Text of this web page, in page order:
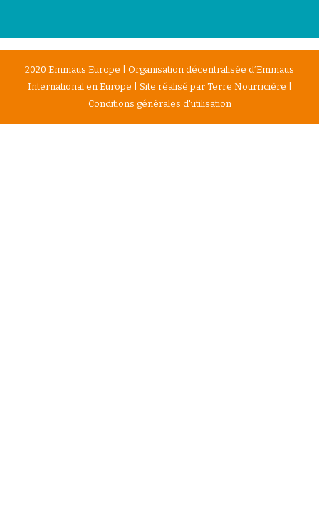
2020 Emmaüs Europe | Organisation décentralisée d’Emmaüs
International en Europe | Site réalisé par Terre Nourricière
Conditions générales d'utilisation